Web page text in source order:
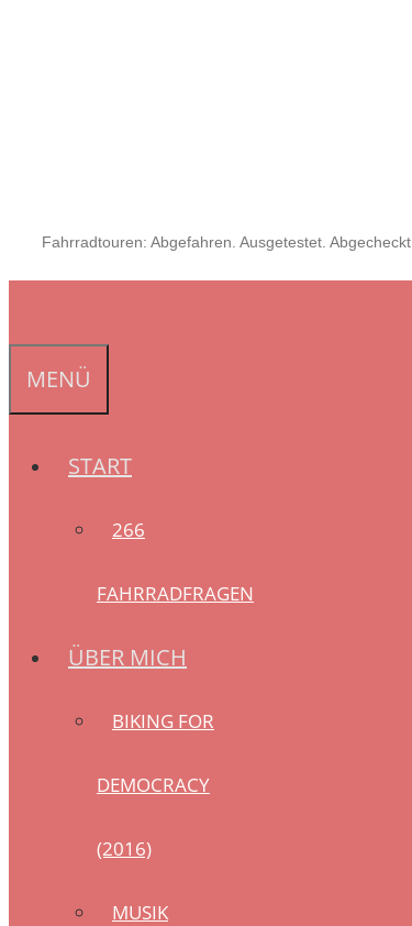
Fahrradtouren: Abgefahren. Ausgetestet. Abgecheckt.
MENÜ
START
266
FAHRRADFRAGEN
ÜBER MICH
BIKING FOR
DEMOCRACY
(2016)
MUSIK